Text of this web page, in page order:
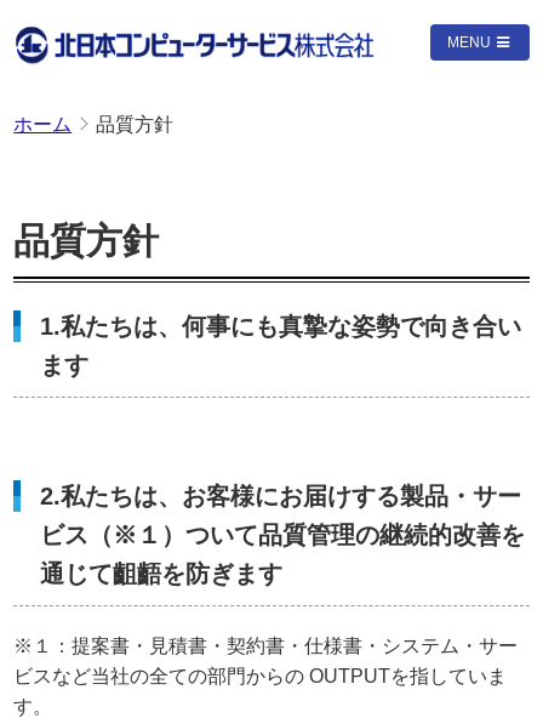
MENU
ホーム 品質方針
品質方針
1.私たちは、何事にも真摯な姿勢で向き合い
ます
2.私たちは、お客様にお届けする製品・サー
ビス（※１）ついて品質管理の継続的改善を
通じて齟齬を防ぎます
※１：提案書・見積書・契約書・仕様書・システム・サー
ビスなど当社の全ての部門からの OUTPUTを指していま
す。